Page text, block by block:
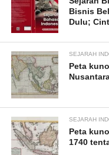
Bisnis
Dulu;
SEJARAH
Peta
SEJARAH
Peta
1740